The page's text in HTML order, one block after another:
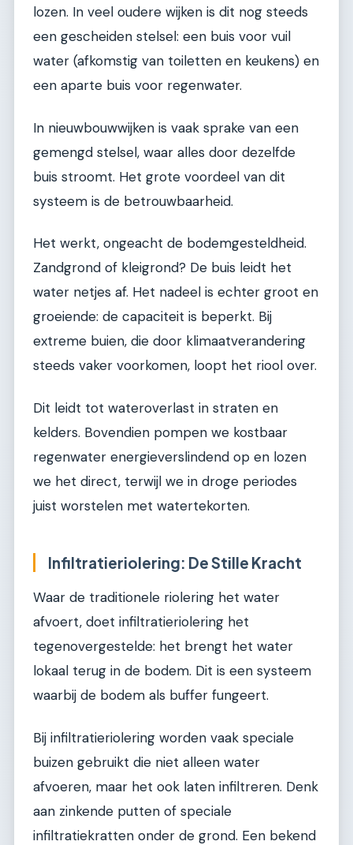
lozen. In veel oudere wijken is dit nog steeds
een gescheiden stelsel: een buis voor vuil
water (afkomstig van toiletten en keukens) en
een aparte buis voor regenwater.
In nieuwbouwwijken is vaak sprake van een
gemengd stelsel, waar alles door dezelfde
buis stroomt. Het grote voordeel van dit
systeem is de betrouwbaarheid.
Het werkt, ongeacht de bodemgesteldheid.
Zandgrond of kleigrond? De buis leidt het
water netjes af. Het nadeel is echter groot en
groeiende: de capaciteit is beperkt. Bij
extreme buien, die door klimaatverandering
steeds vaker voorkomen, loopt het riool over.
Dit leidt tot wateroverlast in straten en
kelders. Bovendien pompen we kostbaar
regenwater energieverslindend op en lozen
we het direct, terwijl we in droge periodes
juist worstelen met watertekorten.
Infiltratieriolering: De Stille Kracht
Waar de traditionele riolering het water
afvoert, doet infiltratieriolering het
tegenovergestelde: het brengt het water
lokaal terug in de bodem. Dit is een systeem
waarbij de bodem als buffer fungeert.
Bij infiltratieriolering worden vaak speciale
buizen gebruikt die niet alleen water
afvoeren, maar het ook laten infiltreren. Denk
aan zinkende putten of speciale
infiltratiekratten onder de grond. Een bekend